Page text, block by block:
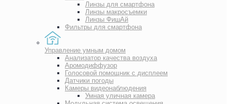
Линзы для смартфона
Линзы макросъемки
Линзы ФишАй
Фильтры для смартфона
Управление умным домом
Анализатор качества воздуха
Аромодиффузор
Голосовой помощник с дисплеем
Датчики погоды
Камеры видеонаблюдения
Умная уличная камера